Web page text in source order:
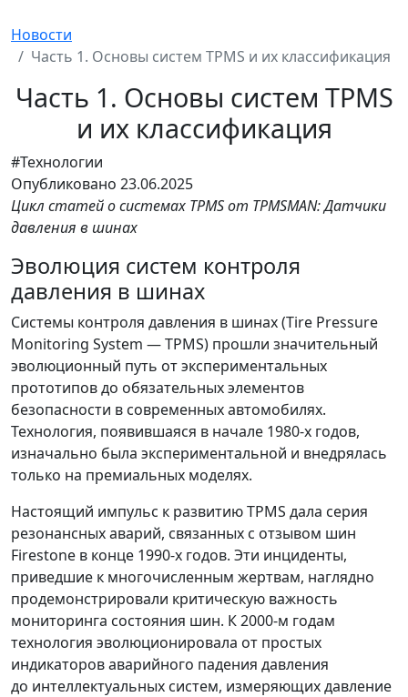
Новости
Часть 1. Основы систем TPMS и их классификация
Часть 1. Основы систем TPMS
и их классификация
#Технологии
Опубликовано 23.06.2025
Цикл статей о системах TPMS от TPMSMAN: Датчики
давления в шинах
Эволюция систем контроля
давления в шинах
Системы контроля давления в шинах (Tire Pressure
Monitoring System — TPMS) прошли значительный
эволюционный путь от экспериментальных
прототипов до обязательных элементов
безопасности в современных автомобилях.
Технология, появившаяся в начале 1980-х годов,
изначально была экспериментальной и внедрялась
только на премиальных моделях.
Настоящий импульс к развитию TPMS дала серия
резонансных аварий, связанных с отзывом шин
Firestone в конце 1990-х годов. Эти инциденты,
приведшие к многочисленным жертвам, наглядно
продемонстрировали критическую важность
мониторинга состояния шин. К 2000-м годам
технология эволюционировала от простых
индикаторов аварийного падения давления
до интеллектуальных систем, измеряющих давление